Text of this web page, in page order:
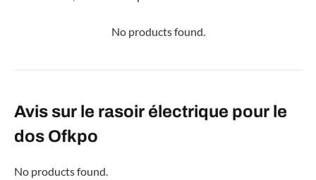
No products found.
Avis sur le rasoir électrique pour le
dos Ofkpo
No products found.